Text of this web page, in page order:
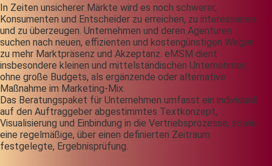
In Zeiten unsicherer Märkte wird es noch schwerer,
Konsumenten und Entscheider zu erreichen, zu interessieren
und zu überzeugen. Unternehmen und deren Agenturen
suchen nach neuen, effizienten und kostengünstigen Wegen
zu mehr Marktpräsenz und Akzeptanz. eMSM dient
insbesondere kleinen und mittelständischen Unternehmen,
ohne große Budgets, als ergänzende oder alternative
Maßnahme im Marketing-Mix.
Das Beratungspaket für Unternehmen umfasst ein individuell
auf den Auftraggeber abgestimmtes Textkonzept,
Visualisierung und Einbindung in die Vertriebsprozesse, sowie
eine regelmäßige, über einen definierten Zeitraum
festgelegte, Ergebnisprüfung.